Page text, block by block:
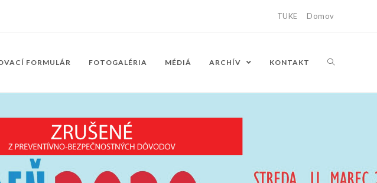
TUKE Domov
FORMULÁR FOTOGALÉRIA MÉDIÁ ARCHÍV KONTAKT